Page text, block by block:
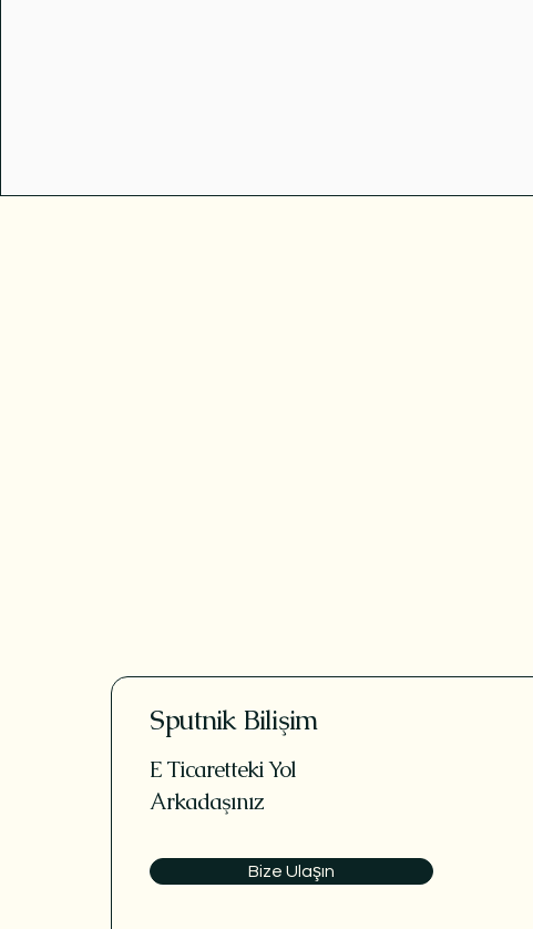
Sputnik Bilişim
E Ticaretteki Yol
Arkadaşınız
Bize Ulaşın